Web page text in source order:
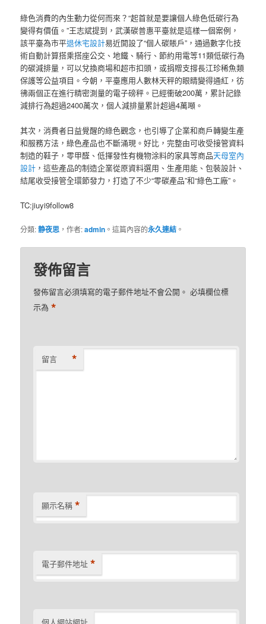
綠色消費的內生動力從何而來？“起首就是要讓個人綠色低碳行為
變得有價值。”王志斌提到，武漢碳普惠平臺就是這樣一個案例，
該平臺為市平退休宅設計易近開設了“個人碳賬戶”，通過數字化技
術自動計算搭乘搭座公交、地鐵、騎行、節約用電等11類低碳行為
的碳減排量，可以兌換商場和超市扣頭，或捐贈支撐長江珍稀魚類
保護等公益項目。今朝，平臺應用人數林天秤的眼睛變得通紅，彷
彿兩個正在進行精密測量的電子磅秤。已經衝破200萬，累計記錄
減排行為超過2400萬次，個人減排量累計超過4萬噸。
其次，消費者日益覺醒的綠色觀念，也引導了企業和商戶轉變生產
和服務方法，綠色產品也不斷涌現。好比，完整由可收受接管資料
制造的鞋子，零甲醛、低揮發性有機物涂料的家具等商品天母室內
設計 ，這些產品的制造企業從原資料選用、生產用能、包裝設計、
結尾收受接管全環節發力，打造了不少“零碳產品”和“綠色工廠”。
TC:jiuyi9follow8
分類:静夜思 ，作者:admin 。這篇內容的永久連結 。
發佈留言
發佈留言必須填寫的電子郵件地址不會公開。 必填欄位標
示為*
留言 *
顯示名稱 *
電子郵件地址 *